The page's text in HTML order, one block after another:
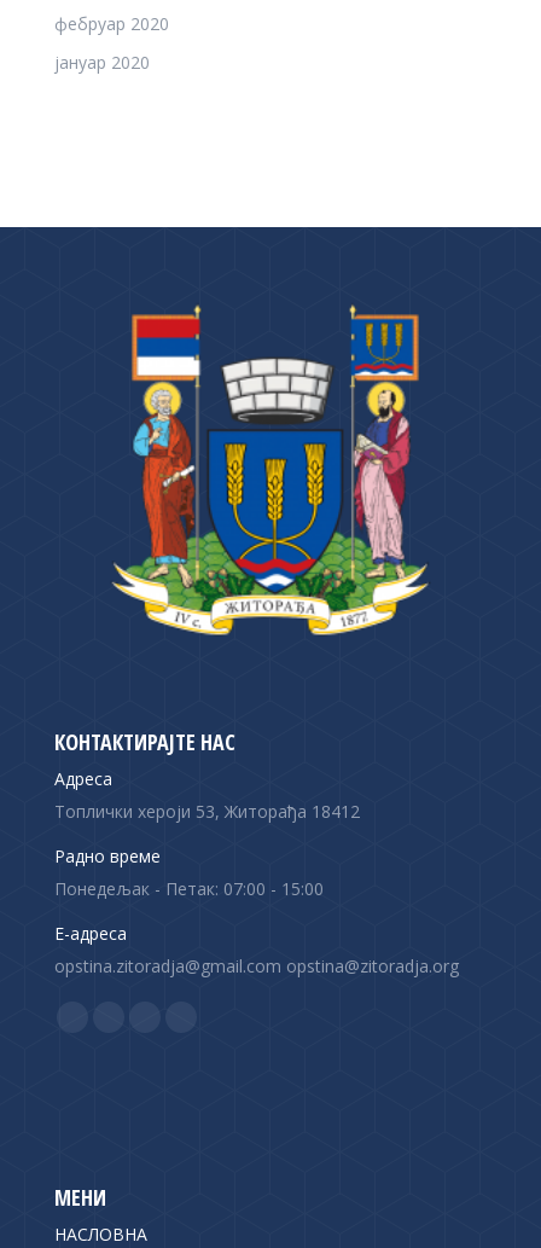
фебруар 2020
јануар 2020
КОНТАКТИРАЈТЕ НАС
Адреса
Топлички хероји 53, Житорађа 18412
Радно време
Понедељак - Петак: 07:00 - 15:00
Е-адреса
opstina.zitoradja@gmail.com opstina@zitoradja.org
o
МЕНИ
НАСЛОВНА